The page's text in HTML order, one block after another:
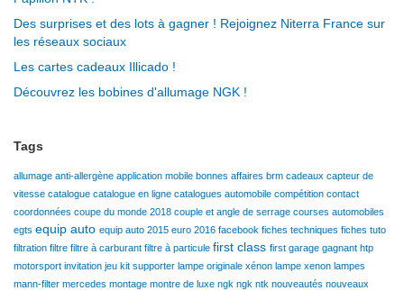
Des surprises et des lots à gagner ! Rejoignez Niterra France sur
les réseaux sociaux
Les cartes cadeaux Illicado !
Découvrez les bobines d'allumage NGK !
Tags
allumage anti-allergène application mobile bonnes affaires brm cadeaux capteur de
vitesse catalogue catalogue en ligne catalogues automobile compétition contact
coordonnées coupe du monde 2018 couple et angle de serrage courses automobiles
egts equip auto equip auto 2015 euro 2016 facebook fiches techniques fiches tuto
filtration filtre filtre à carburant filtre à particule first class first garage gagnant htp
motorsport invitation jeu kit supporter lampe originale xénon lampe xenon lampes
mann-filter mercedes montage montre de luxe ngk ngk ntk nouveautés nouveaux